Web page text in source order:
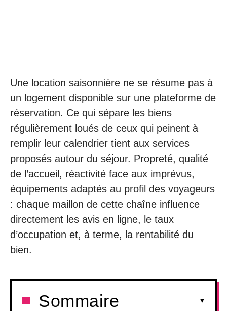
Une location saisonnière ne se résume pas à
un logement disponible sur une plateforme de
réservation. Ce qui sépare les biens
régulièrement loués de ceux qui peinent à
remplir leur calendrier tient aux services
proposés autour du séjour. Propreté, qualité
de l’accueil, réactivité face aux imprévus,
équipements adaptés au profil des voyageurs
: chaque maillon de cette chaîne influence
directement les avis en ligne, le taux
d’occupation et, à terme, la rentabilité du
bien.
Sommaire